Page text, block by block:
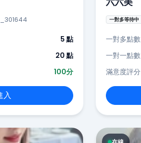
5 點
20 點
100分
入
一對多等待中
一對多點數
一對一點數
滿意度評分